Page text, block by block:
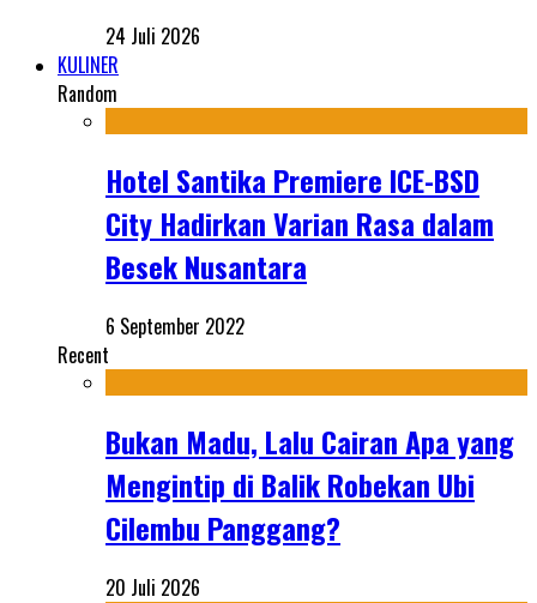
24 Juli 2026
KULINER
Random
Hotel Santika Premiere ICE-BSD
City Hadirkan Varian Rasa dalam
Besek Nusantara
6 September 2022
Recent
Bukan Madu, Lalu Cairan Apa yang
Mengintip di Balik Robekan Ubi
Cilembu Panggang?
20 Juli 2026